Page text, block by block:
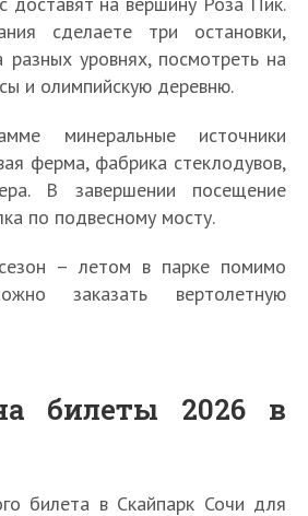
сделаете три остановки,
разных уровнях, посмотреть на
и олимпийскую деревню.
минеральные источники
ферма, фабрика стеклодувов,
В завершении посещение
по подвесному мосту.
– летом в парке помимо
заказать вертолетную
билеты 2026 в
билета в Скайпарк Сочи для